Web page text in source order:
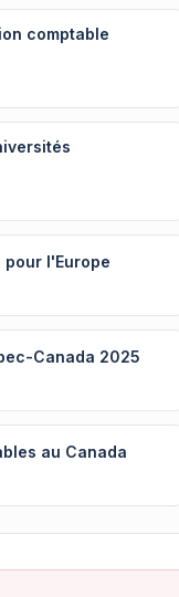
comptable
l'Europe
Canada 2025
au Canada